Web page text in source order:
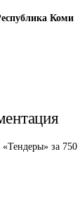
Коми
за